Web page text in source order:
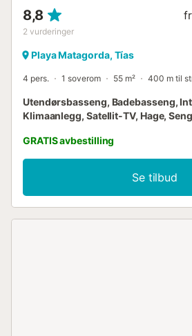
8,8
2 vurderinger
Playa Matagorda, Tías
4 pers. 1 soverom 55 m² 400 m til
Utendørsbasseng, Badebasseng,
Klimaanlegg, Satellit-TV, Hage,
GRATIS avbestilling
Se tilbud